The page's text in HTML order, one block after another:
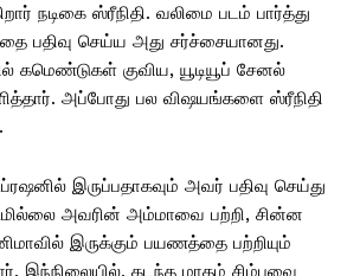
நடிகை ஸ்ரீநிதி. வலிமை படம் பார்த்து
பதிவு செய்ய அது சர்ச்சையானது.
குவிய, யூடியூப் சேனல்
அப்போது பல விஷயங்களை ஸ்ரீநிதி
இருப்பதாகவும் அவர் பதிவு செய்து
அவரின் அம்மாவை பற்றி, சின்ன
இருக்கும் பயணத்தை பற்றியும்
இந்நிலையில், கடந்த மாதம் சிம்புவை